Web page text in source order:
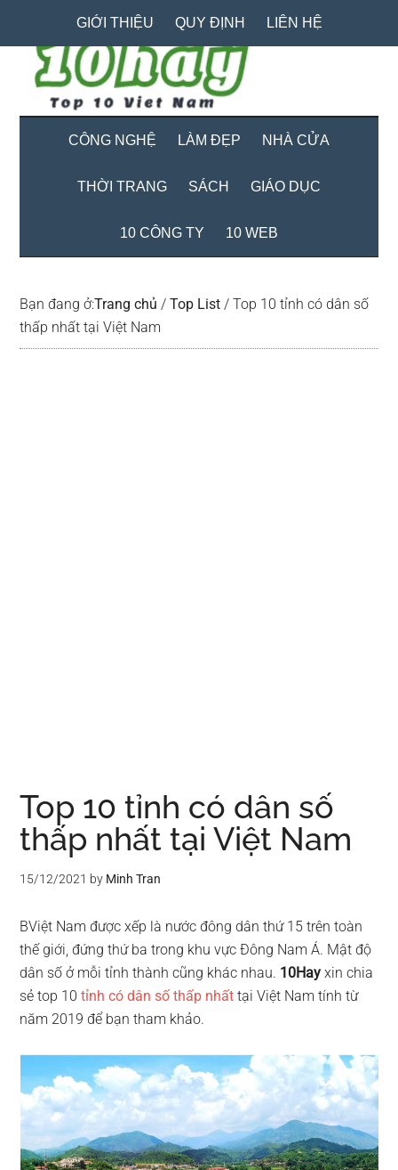
content
secondary
menu
primary
sidebar
GIỚI THIỆU QUY ĐỊNH LIÊN HỆ
CÔNG NGHỆ LÀM ĐẸP NHÀ CỬA
THỜI TRANG SÁCH GIÁO DỤC
10 CÔNG TY 10 WEB
Bạn đang ở:Trang chủ / Top List / Top 10 tỉnh có dân số
thấp nhất tại Việt Nam
Top 10 tỉnh có dân số
thấp nhất tại Việt Nam
15/12/2021 by Minh Tran
BViệt Nam được xếp là nước đông dân thứ 15 trên toàn
thế giới, đứng thứ ba trong khu vực Đông Nam Á. Mật độ
dân số ở mỗi tỉnh thành cũng khác nhau. 10Hay xin chia
sẻ top 10tỉnh có dân số thấp nhấttại Việt Nam tính từ
năm 2019 để bạn tham khảo.